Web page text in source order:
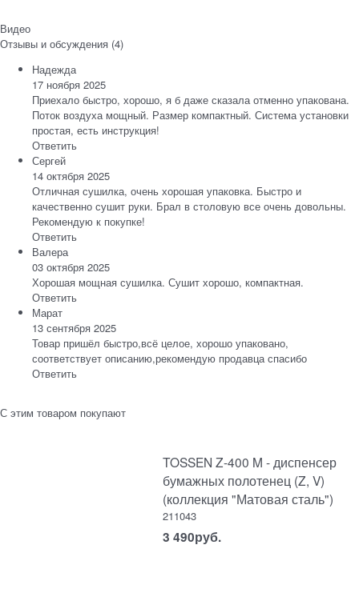
Видео
Отзывы и обсуждения (4)
Надежда
17 ноября 2025
Приехало быстро, хорошо, я б даже сказала отменно упакована.
Поток воздуха мощный. Размер компактный. Система установки
простая, есть инструкция!
Ответить
Сергей
14 октября 2025
Отличная сушилка, очень хорошая упаковка. Быстро и
качественно сушит руки. Брал в столовую все очень довольны.
Рекомендую к покупке!
Ответить
Валера
03 октября 2025
Хорошая мощная сушилка. Сушит хорошо, компактная.
Ответить
Марат
13 сентября 2025
Товар пришёл быстро,всё целое, хорошо упаковано,
соответствует описанию,рекомендую продавца спасибо
Ответить
С этим товаром покупают
TOSSEN Z-400 M - диспенсер
бумажных полотенец (Z, V)
(коллекция "Матовая сталь")
211043
3 490руб.